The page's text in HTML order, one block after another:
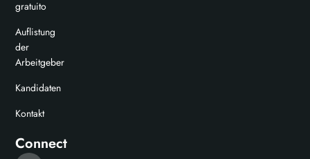
gratuito
Auflistung
der
Arbeitgeber
Kandidaten
Kontakt
Connect